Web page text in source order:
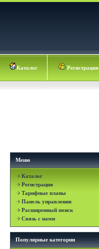
Каталог Регистрация
Меню
Каталог
Регистрация
Тарифные планы
Панель управления
Расширенный поиск
Связь с нами
Популярные категории